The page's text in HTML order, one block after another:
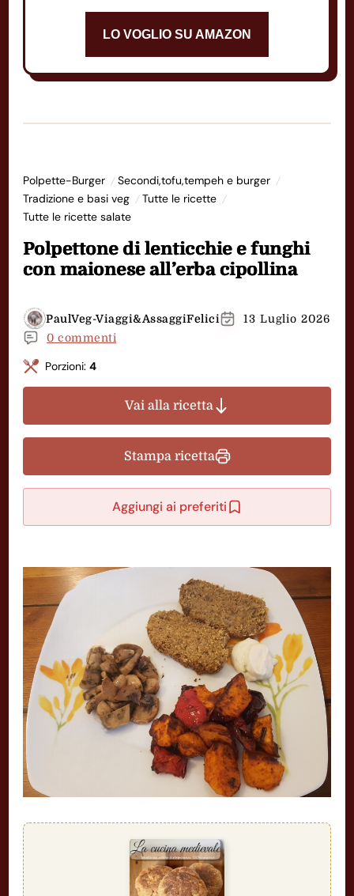
LO VOGLIO SU AMAZON
Polpette-Burger
Secondi,tofu,tempeh e burger
Tradizione e basi veg
Tutte le ricette
Tutte le ricette salate
Polpettone di lenticchie e funghi
con maionese all’erba cipollina
PaulVeg-Viaggi&AssaggiFelici
13 Luglio 2026
0 commenti
Porzioni: 4
Vai alla ricetta
Stampa ricetta
Aggiungi ai preferiti